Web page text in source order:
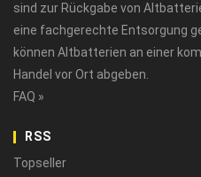
sind zur Rückgabe von
eine fachgerechte Entsorgung
können Altbatterien an einer
Handel vor Ort abgeben.
FAQ »
RSS
Topseller